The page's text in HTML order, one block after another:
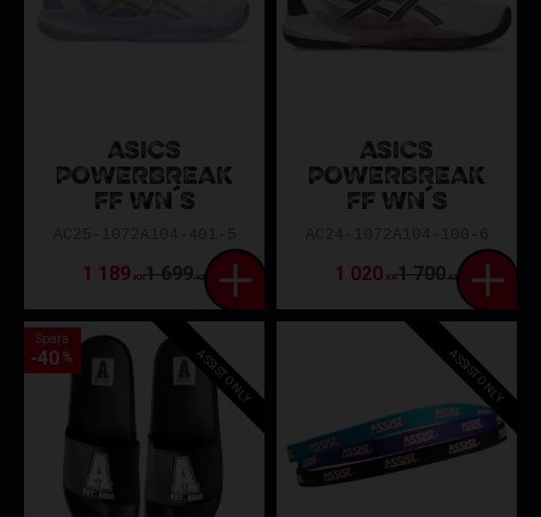
ASICS
POWERBREAK
FF WN´S
1 189KR1 699KR
ASICS
POWERBREAK
FF WN´S
1 020KR1 700KR
Spara
40 % ASSIST ONLY ASSIST ONLY